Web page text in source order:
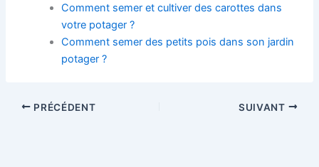
Comment semer et cultiver des carottes dans
votre potager ?
Comment semer des petits pois dans son jardin
potager ?
PRÉCÉDENT SUIVANT